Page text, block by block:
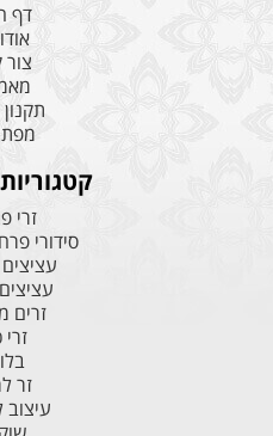
דף
זרי
סידורי
זרים
זר
עיצוב